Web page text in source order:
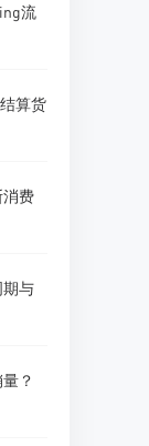
流
算货
消费
期与
？